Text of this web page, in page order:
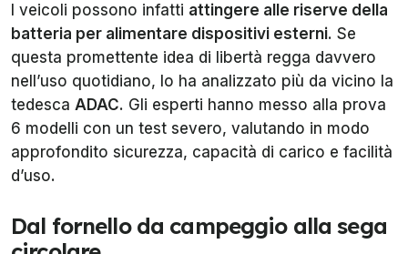
I veicoli possono infatti attingere alle riserve della
batteria per alimentare dispositivi esterni. Se
questa promettente idea di libertà regga davvero
nell’uso quotidiano, lo ha analizzato più da vicino la
tedesca ADAC. Gli esperti hanno messo alla prova
6 modelli con un test severo, valutando in modo
approfondito sicurezza, capacità di carico e facilità
d’uso.
Dal fornello da campeggio alla sega